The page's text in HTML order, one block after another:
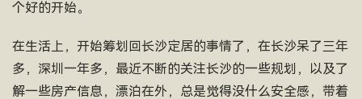
个好的开始。
在生活上，开始筹划回长沙定居的事情了，在长沙呆了三年
多，深圳一年多，最近不断的关注长沙的一些规划，以及了
解一些房产信息，漂泊在外，总是觉得没什么安全感，带着